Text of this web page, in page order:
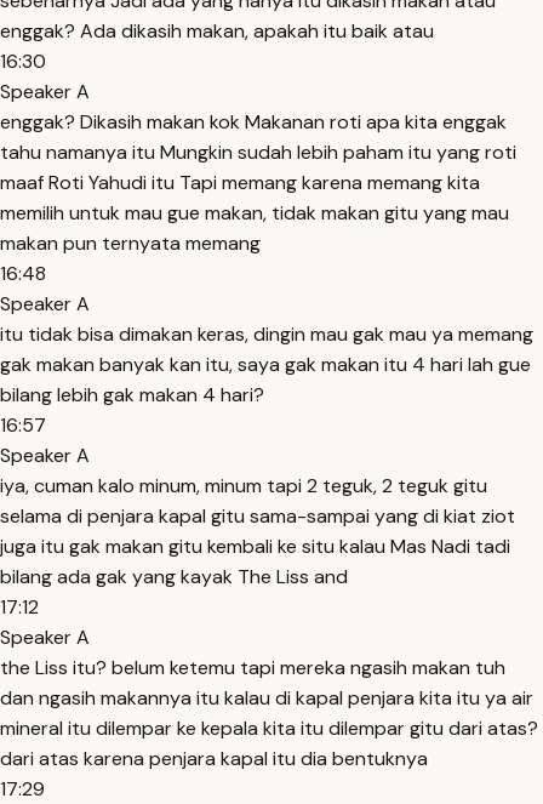
enggak? Ada dikasih makan, apakah itu baik atau
16:30
Speaker A
enggak? Dikasih makan kok Makanan roti apa kita enggak
tahu namanya itu Mungkin sudah lebih paham itu yang roti
maaf Roti Yahudi itu Tapi memang karena memang kita
memilih untuk mau gue makan, tidak makan gitu yang mau
makan pun ternyata memang
16:48
Speaker A
itu tidak bisa dimakan keras, dingin mau gak mau ya memang
gak makan banyak kan itu, saya gak makan itu 4 hari lah gue
bilang lebih gak makan 4 hari?
16:57
Speaker A
iya, cuman kalo minum, minum tapi 2 teguk, 2 teguk gitu
selama di penjara kapal gitu sama-sampai yang di kiat ziot
juga itu gak makan gitu kembali ke situ kalau Mas Nadi tadi
bilang ada gak yang kayak The Liss and
17:12
Speaker A
the Liss itu? belum ketemu tapi mereka ngasih makan tuh
dan ngasih makannya itu kalau di kapal penjara kita itu ya air
mineral itu dilempar ke kepala kita itu dilempar gitu dari atas?
dari atas karena penjara kapal itu dia bentuknya
17:29